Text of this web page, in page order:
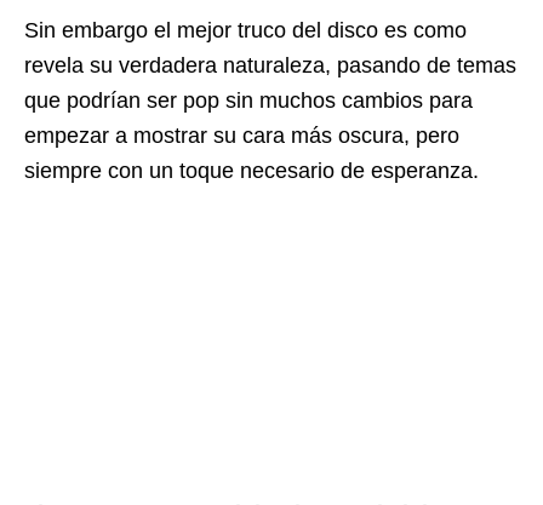
Sin embargo el mejor truco del disco es como
revela su verdadera naturaleza, pasando de temas
que podrían ser pop sin muchos cambios para
empezar a mostrar su cara más oscura, pero
siempre con un toque necesario de esperanza.